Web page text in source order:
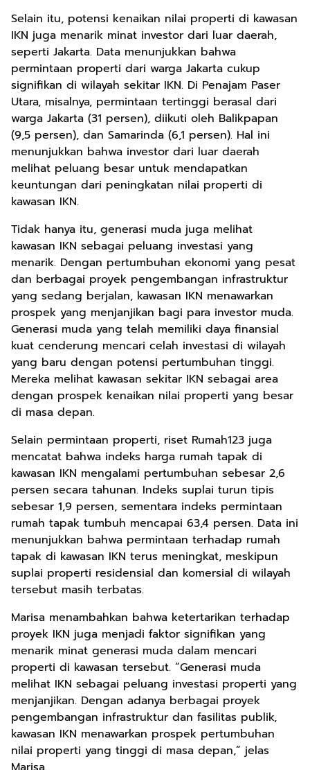
Selain itu, potensi kenaikan nilai properti di kawasan
IKN juga menarik minat investor dari luar daerah,
seperti Jakarta. Data menunjukkan bahwa
permintaan properti dari warga Jakarta cukup
signifikan di wilayah sekitar IKN. Di Penajam Paser
Utara, misalnya, permintaan tertinggi berasal dari
warga Jakarta (31 persen), diikuti oleh Balikpapan
(9,5 persen), dan Samarinda (6,1 persen). Hal ini
menunjukkan bahwa investor dari luar daerah
melihat peluang besar untuk mendapatkan
keuntungan dari peningkatan nilai properti di
kawasan IKN.
Tidak hanya itu, generasi muda juga melihat
kawasan IKN sebagai peluang investasi yang
menarik. Dengan pertumbuhan ekonomi yang pesat
dan berbagai proyek pengembangan infrastruktur
yang sedang berjalan, kawasan IKN menawarkan
prospek yang menjanjikan bagi para investor muda.
Generasi muda yang telah memiliki daya finansial
kuat cenderung mencari celah investasi di wilayah
yang baru dengan potensi pertumbuhan tinggi.
Mereka melihat kawasan sekitar IKN sebagai area
dengan prospek kenaikan nilai properti yang besar
di masa depan.
Selain permintaan properti, riset Rumah123 juga
mencatat bahwa indeks harga rumah tapak di
kawasan IKN mengalami pertumbuhan sebesar 2,6
persen secara tahunan. Indeks suplai turun tipis
sebesar 1,9 persen, sementara indeks permintaan
rumah tapak tumbuh mencapai 63,4 persen. Data ini
menunjukkan bahwa permintaan terhadap rumah
tapak di kawasan IKN terus meningkat, meskipun
suplai properti residensial dan komersial di wilayah
tersebut masih terbatas.
Marisa menambahkan bahwa ketertarikan terhadap
proyek IKN juga menjadi faktor signifikan yang
menarik minat generasi muda dalam mencari
properti di kawasan tersebut. “Generasi muda
melihat IKN sebagai peluang investasi properti yang
menjanjikan. Dengan adanya berbagai proyek
pengembangan infrastruktur dan fasilitas publik,
kawasan IKN menawarkan prospek pertumbuhan
nilai properti yang tinggi di masa depan,” jelas